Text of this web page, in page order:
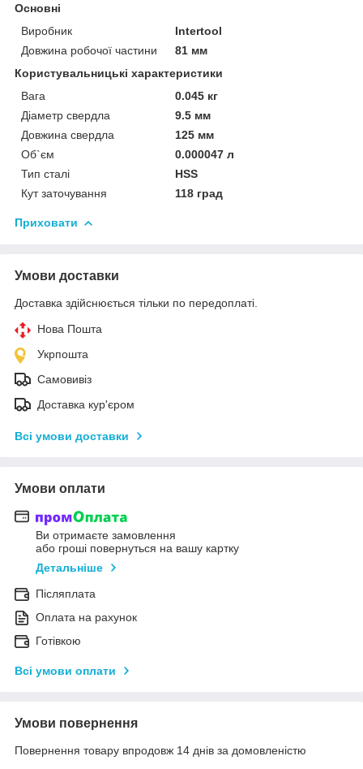
Основні
Виробник
Intertool
Довжина робочої частини
81 мм
Користувальницькі характеристики
Вага
0.045 кг
Діаметр свердла
9.5 мм
Довжина свердла
125 мм
Об`єм
0.000047 л
Тип сталі
HSS
Кут заточування
118 град
Приховати
Умови доставки
Доставка здійснюється тільки по передоплаті.
Нова Пошта
Укрпошта
Самовивіз
Доставка кур'єром
Всі умови доставки
Умови оплати
Ви отримаєте замовлення
або гроші повернуться на вашу картку
Детальніше
Післяплата
Оплата на рахунок
Готівкою
Всі умови оплати
Умови повернення
Повернення товару впродовж 14 днів за домовленістю